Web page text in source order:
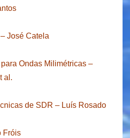
José Catela
Ondas Milimétricas –
al.
de SDR – Luís Rosado
Fróis